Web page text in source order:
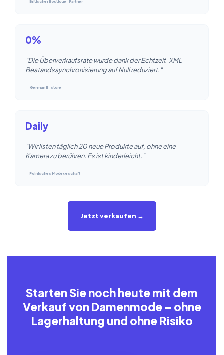
0%
"Die Überverkaufsrate wurde dank der Echtzeit-XML-
Bestandssynchronisierung auf Null reduziert."
— German E-store
Daily
"Wir listen täglich 20 neue Produkte auf, ohne eine
Kamera zu berühren. Es ist kinderleicht."
—Polnisches Modegeschäft
Jetzt verkaufen →
Starten Sie noch heute mit dem
Verkauf von Damenmode – ohne
Lagerhaltung und ohne Risiko